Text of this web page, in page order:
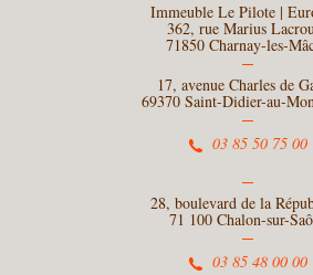
Immeuble Le Pilote |
362, rue Marius
71850 Charnay-les-
17, avenue Charles de
69370 Saint-Didier-au-
03 85 50 75 00
28, boulevard de la
71 100 Chalon-sur-
03 85 48 00 00